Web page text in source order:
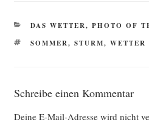
KATEGORIEN
DAS WETTER, PHOTO OF
SCHLAGWÖRTER
SOMMER, STURM, WETTER
Schreibe einen Kommentar
Deine E-Mail-Adresse wird nicht